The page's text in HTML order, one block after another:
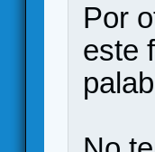
Por
este